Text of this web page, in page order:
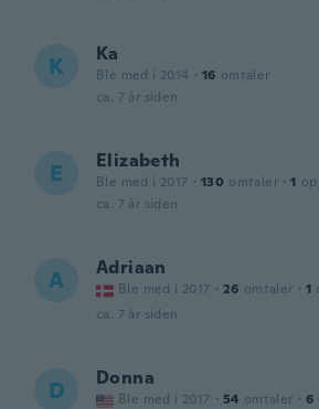
K Ka
Ble med i 2014 · 16 omtaler
ca. 7 år siden
E Elizabeth
Ble med i 2017 · 130 omtaler · 1
ca. 7 år siden
A Adriaan
Ble med i 2017 · 26 omtaler · 1
ca. 7 år siden
D Donna
Ble med i 2017 · 54 omtaler · 6